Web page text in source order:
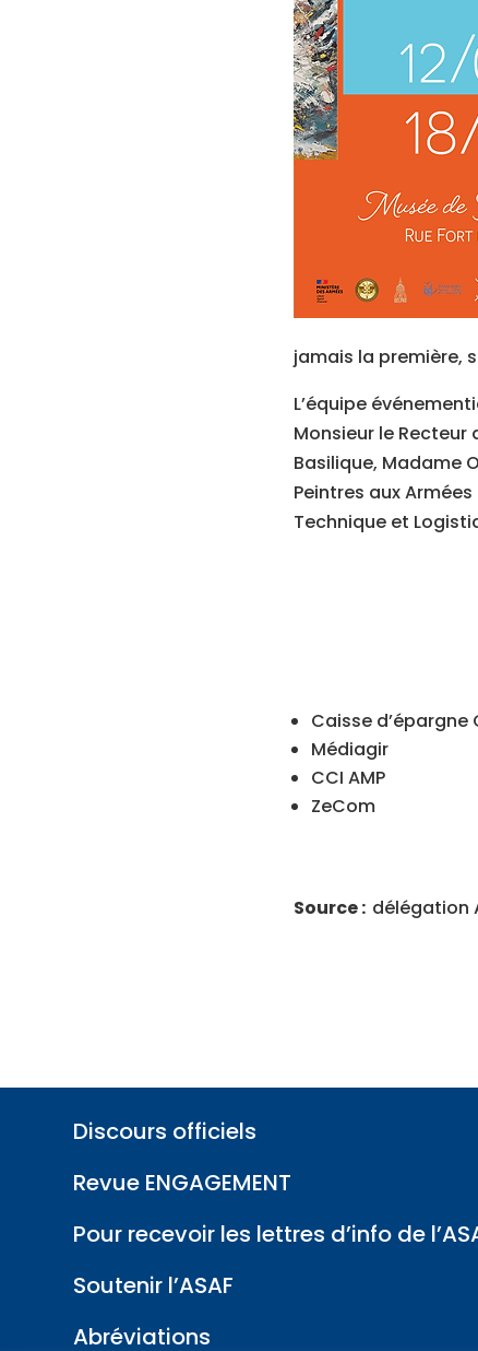
jamais la première,
L’équipe
Monsieur le Recteur
Basilique, Madame
Peintres aux
Technique et
Caisse d’épargne
Médiagir
CCI AMP
ZeCom
Source :​ délégation
Discours officiels
Revue ENGAGEMENT
Pour recevoir les lettres d’info de
Soutenir l’ASAF
Abréviations